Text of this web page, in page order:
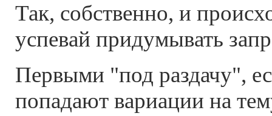
Так, собственно, и
успевай придумывать
Первыми "под раздачу",
попадают вариации на